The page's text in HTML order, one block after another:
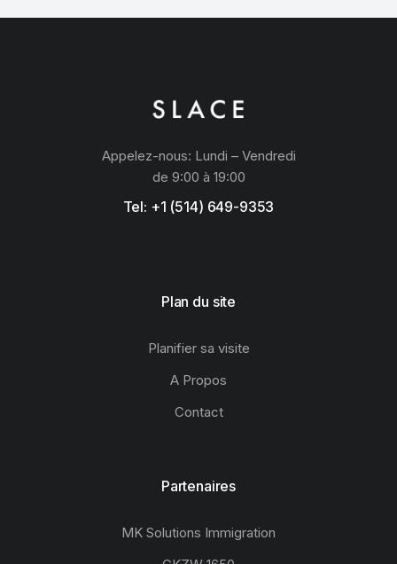
Appelez-nous: Lundi – Vendredi
de 9:00 à 19:00
Tel: +1 (514) 649-9353
Plan du site
Planifier sa visite
A Propos
Contact
Partenaires
MK Solutions Immigration